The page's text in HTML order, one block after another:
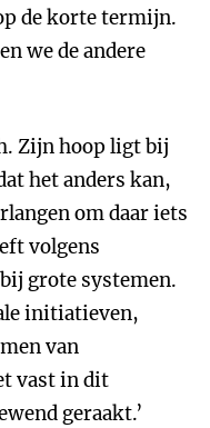
de korte termijn.
we de andere
Zijn hoop ligt bij
het anders kan,
om daar iets
volgens
grote systemen.
initiatieven,
van
vast in dit
geraakt.’